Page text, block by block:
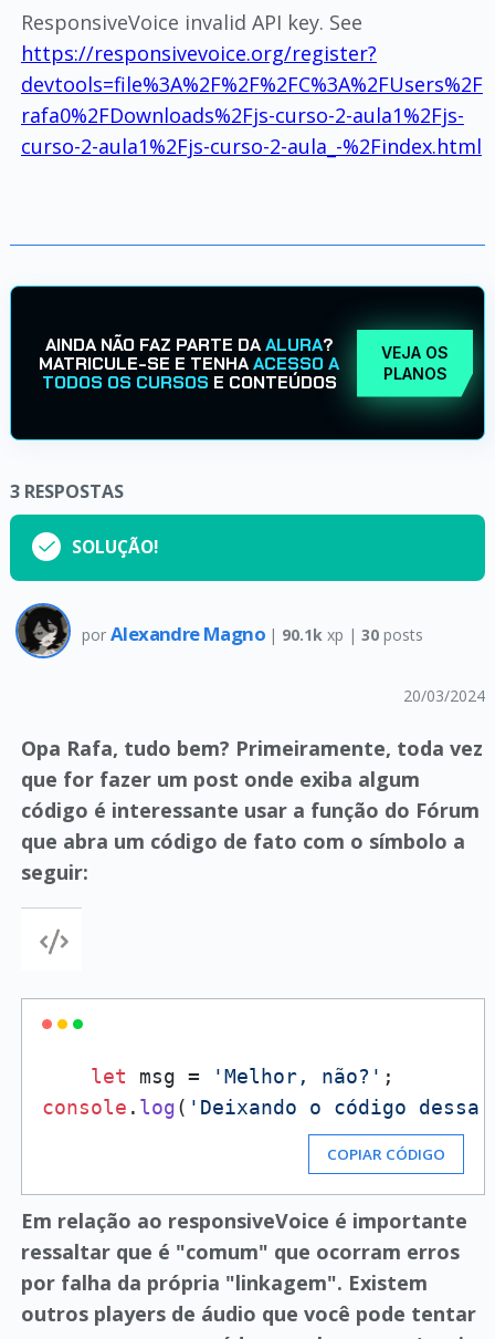
ResponsiveVoice invalid API key. See
https://responsivevoice.org/register?
devtools=file%3A%2F%2F%2FC%3A%2FUsers%2F
rafa0%2FDownloads%2Fjs-curso-2-aula1%2Fjs-
curso-2-aula1%2Fjs-curso-2-aula_-%2Findex.html
AINDA NÃO FAZ PARTE DAALURA?
MATRICULE-SE E TENHAACESSO A
TODOS OS CURSOS E CONTEÚDOS
VEJA OS
PLANOS
3 RESPOSTAS
SOLUÇÃO!
por Alexandre Magno | 90.1k xp |30 posts
20/03/2024
Opa Rafa, tudo bem? Primeiramente, toda vez
que for fazer um post onde exiba algum
código é interessante usar a função do Fórum
que abra um código de fato com o símbolo a
seguir:
let msg = 'Melhor, não?'
console . log( 'Deixando o código dessa
COPIAR CÓDIGO
Em relação ao responsiveVoice é importante
ressaltar que é "comum" que ocorram erros
por falha da própria "linkagem". Existem
outros players de áudio que você pode tentar